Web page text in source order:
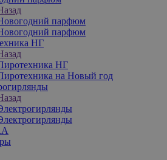
парфюм
парфюм
НГ
НГ
на Новый год